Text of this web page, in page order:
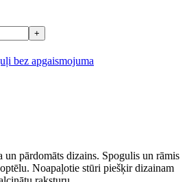
bez apgaismojuma
un pārdomāts dizains. Spogulis un rāmis
Noapaļotie stūri piešķir dizainam